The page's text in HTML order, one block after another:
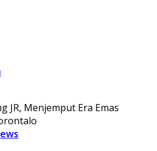
JR, Menjemput Era Emas